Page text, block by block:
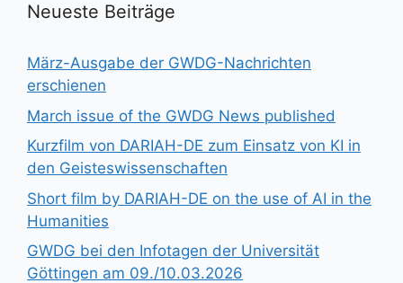
Neueste Beiträge
März-Ausgabe der GWDG-Nachrichten
erschienen
March issue of the GWDG News published
Kurzfilm von DARIAH-DE zum Einsatz von KI in
den Geisteswissenschaften
Short film by DARIAH-DE on the use of AI in the
Humanities
GWDG bei den Infotagen der Universität
Göttingen am 09./10.03.2026